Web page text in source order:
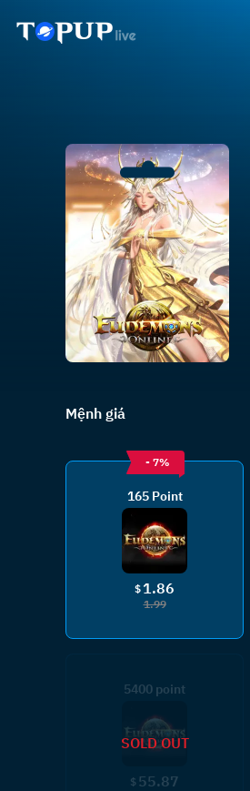
Mệnh giá
- 7%
165 Point
$ 1.86
1.99
5400 point
$ 55.87
SOLD OUT